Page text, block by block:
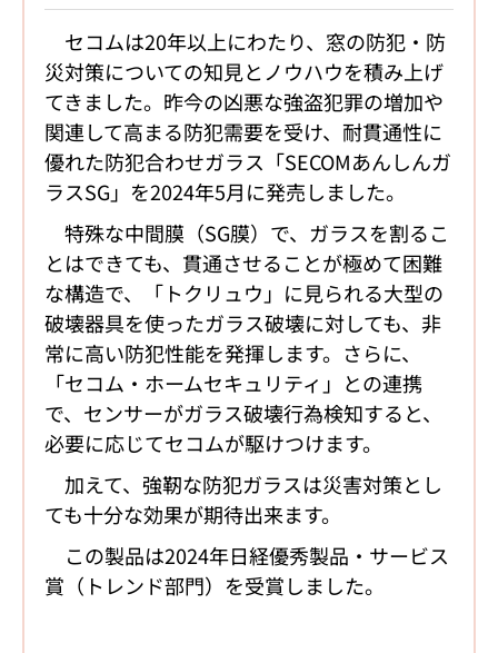
セコムは20年以上にわたり、窓の防犯・防
災対策についての知見とノウハウを積み上げ
てきました。昨今の凶悪な強盗犯罪の増加や
関連して高まる防犯需要を受け、耐貫通性に
優れた防犯合わせガラス「SECOMあんしんガ
ラスSG」を2024年5月に発売しました。
特殊な中間膜（SG膜）で、ガラスを割るこ
とはできても、貫通させることが極めて困難
な構造で、「トクリュウ」に見られる大型の
破壊器具を使ったガラス破壊に対しても、非
常に高い防犯性能を発揮します。さらに、
「セコム・ホームセキュリティ」との連携
で、センサーがガラス破壊行為検知すると、
必要に応じてセコムが駆けつけます。
加えて、強靭な防犯ガラスは災害対策とし
ても十分な効果が期待出来ます。
この製品は2024年日経優秀製品・サービス
賞（トレンド部門）を受賞しました。